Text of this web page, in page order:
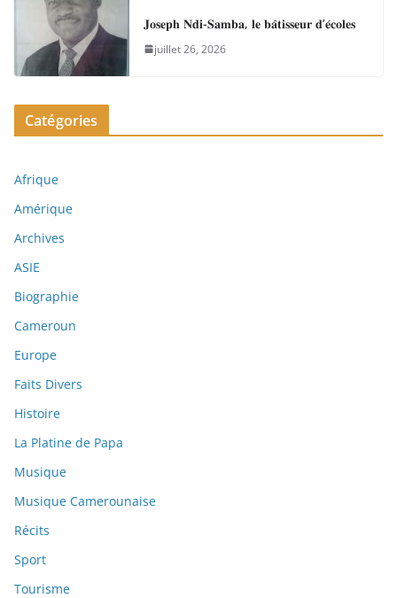
𝐉𝐨𝐬𝐞𝐩𝐡 𝐍𝐝𝐢-𝐒𝐚𝐦𝐛𝐚, 𝐥𝐞 𝐛𝐚̂𝐭𝐢𝐬𝐬𝐞𝐮𝐫 𝐝’𝐞́𝐜𝐨𝐥𝐞𝐬
juillet 26, 2026
Catégories
Afrique
Amérique
Archives
ASIE
Biographie
Cameroun
Europe
Faits Divers
Histoire
La Platine de Papa
Musique
Musique Camerounaise
Récits
Sport
Tourisme